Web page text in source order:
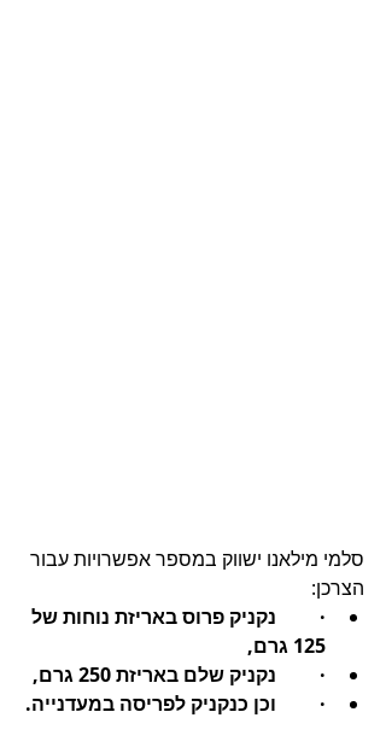
סלמי מילאנו ישווק במספר אפשרויות עבור
הצרכן:
·         נקניק פרוס באריזת נוחות של
125 גרם,
·         נקניק שלם באריזת 250 גרם,
·         וכן כנקניק לפריסה במעדנייה.